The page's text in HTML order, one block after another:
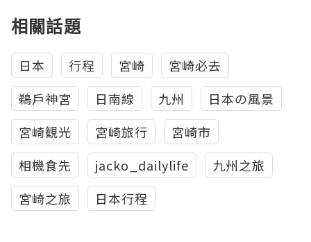
相關話題
日本 行程 宮崎
宮崎必去
鵜戶神宮
日南線 九州
日本の風景
宮崎観光
宮崎旅行
宮崎市
相機食先
jacko_dailylife
九州之旅
宮崎之旅
日本行程